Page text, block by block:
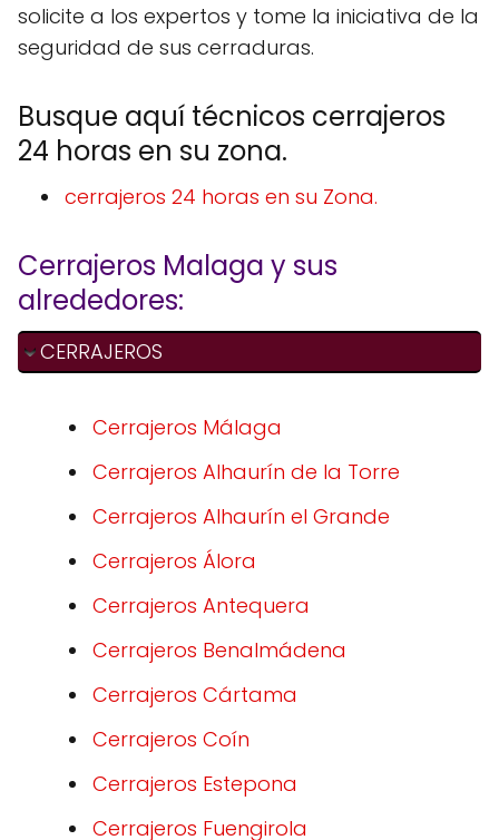
solicite a los expertos y tome la iniciativa de la
seguridad de sus cerraduras.
Busque aquí técnicos cerrajeros
24 horas en su zona.
cerrajeros 24 horas en su Zona.
Cerrajeros Malaga y sus
alrededores:
CERRAJEROS
Cerrajeros Málaga
Cerrajeros Alhaurín de la Torre
Cerrajeros Alhaurín el Grande
Cerrajeros Álora
Cerrajeros Antequera
Cerrajeros Benalmádena
Cerrajeros Cártama
Cerrajeros Coín
Cerrajeros Estepona
Cerrajeros Fuengirola